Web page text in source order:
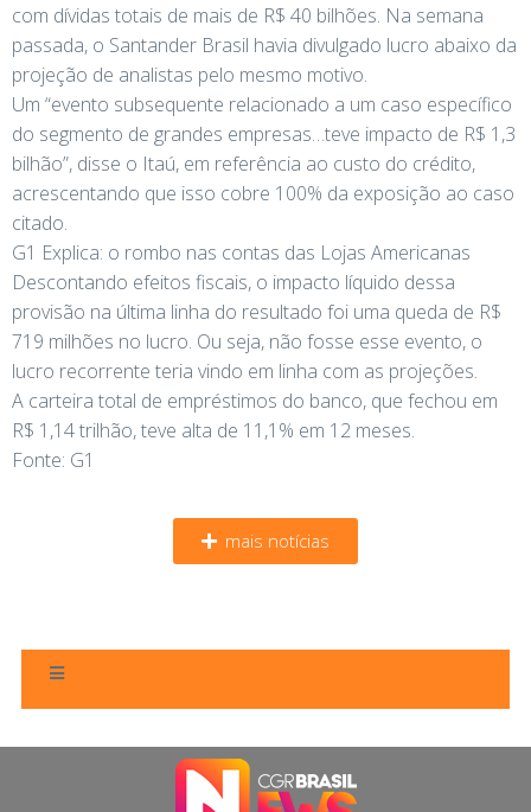
com dívidas totais de mais de R$ 40 bilhões. Na semana
passada, o Santander Brasil havia divulgado lucro abaixo da
projeção de analistas pelo mesmo motivo.
Um “evento subsequente relacionado a um caso específico
do segmento de grandes empresas…teve impacto de R$ 1,3
bilhão”, disse o Itaú, em referência ao custo do crédito,
acrescentando que isso cobre 100% da exposição ao caso
citado.
G1 Explica: o rombo nas contas das Lojas Americanas
Descontando efeitos fiscais, o impacto líquido dessa
provisão na última linha do resultado foi uma queda de R$
719 milhões no lucro. Ou seja, não fosse esse evento, o
lucro recorrente teria vindo em linha com as projeções.
A carteira total de empréstimos do banco, que fechou em
R$ 1,14 trilhão, teve alta de 11,1% em 12 meses.
Fonte: G1
mais notícias